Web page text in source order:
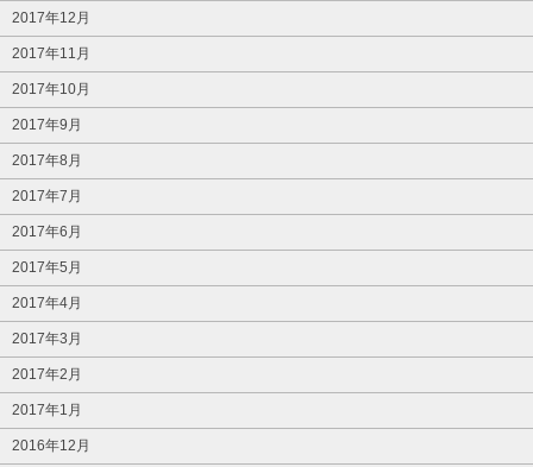
2017年12月
2017年11月
2017年10月
2017年9月
2017年8月
2017年7月
2017年6月
2017年5月
2017年4月
2017年3月
2017年2月
2017年1月
2016年12月